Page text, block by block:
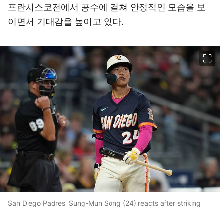
프란시스코전에서 공수에 걸쳐 안정적인 모습을 보
이면서 기대감을 높이고 있다.
San Diego Padres' Sung-Mun Song (24) reacts after striking